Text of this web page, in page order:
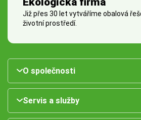
Již přes 30 let vytváříme obalová
životní prostředí.
O společnosti
Servis a služby